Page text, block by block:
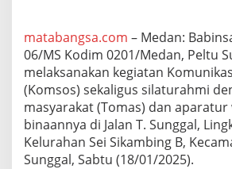
L
a
k
u
k
a
n
K
o
matabangsa.com – Medan:
06/MS Kodim 0201/Medan, Peltu
melaksanakan kegiatan
(Komsos) sekaligus silaturahmi
masyarakat (Tomas) dan aparatur
binaannya di Jalan T. Sunggal,
Kelurahan Sei Sikambing B,
Sunggal, Sabtu (18/01/2025).